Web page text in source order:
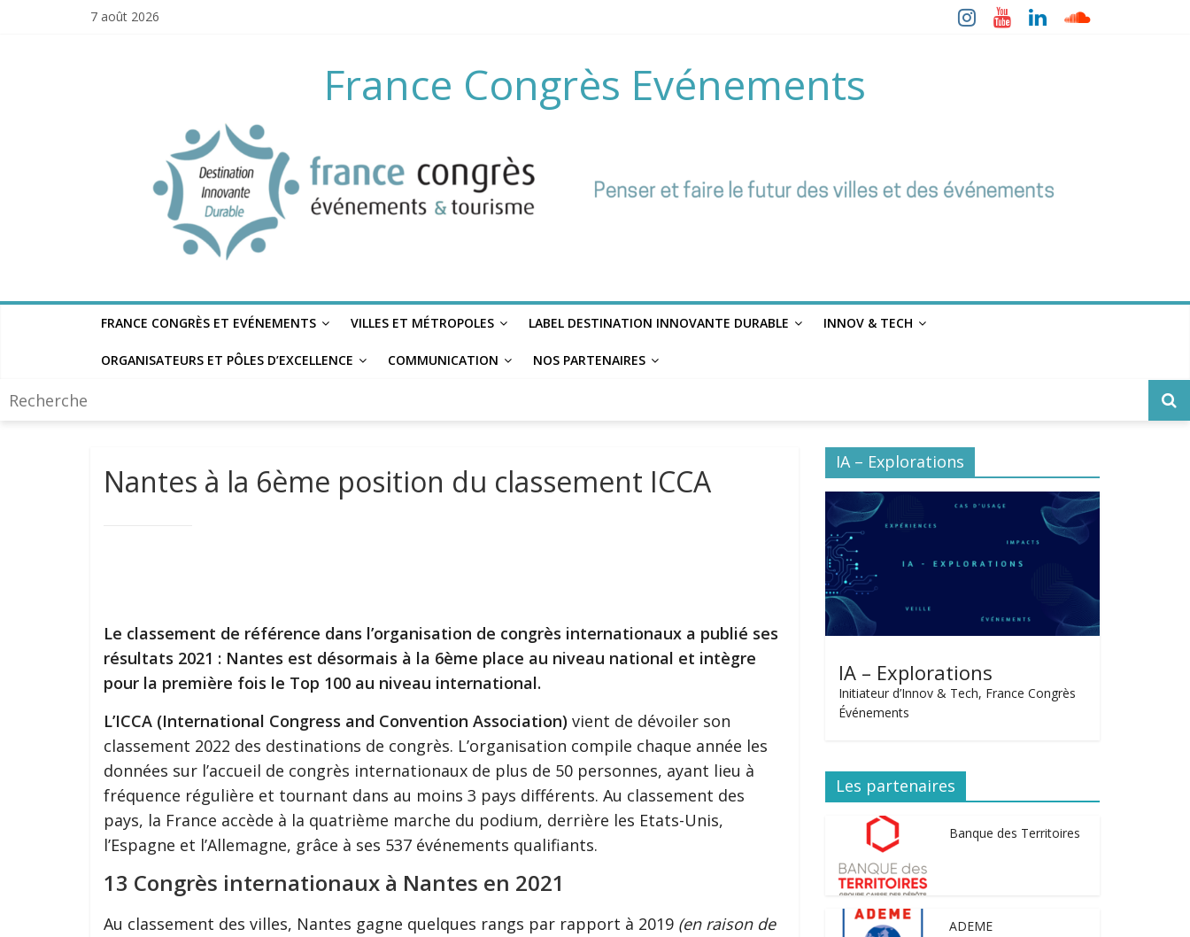
7 août 2026
France Congrès Evénements
FRANCE CONGRÈS ET EVÉNEMENTS VILLES ET MÉTROPOLES LABEL DESTINATION INNOVANTE DURABLE INNOV & TECH
ORGANISATEURS ET PÔLES D’EXCELLENCE COMMUNICATION NOS PARTENAIRES
Nantes à la 6ème position du classement ICCA
Le classement de référence dans l’organisation de congrès internationaux a publié ses
résultats 2021 : Nantes est désormais à la 6ème place au niveau national et intègre
pour la première fois le Top 100 au niveau international.
L’ICCA (International Congress and Convention Association) vient de dévoiler son
classement 2022 des destinations de congrès. L’organisation compile chaque année les
données sur l’accueil de congrès internationaux de plus de 50 personnes, ayant lieu à
fréquence régulière et tournant dans au moins 3 pays différents. Au classement des
pays, la France accède à la quatrième marche du podium, derrière les Etats-Unis,
l’Espagne et l’Allemagne, grâce à ses 537 événements qualifiants.
13 Congrès internationaux à Nantes en 2021
Au classement des villes, Nantes gagne quelques rangs par rapport à 2019 (en raison de
IA – Explorations
IA – Explorations
Initiateur d’Innov & Tech, France Congrès
Événements
Les partenaires
Banque des Territoires
ADEME